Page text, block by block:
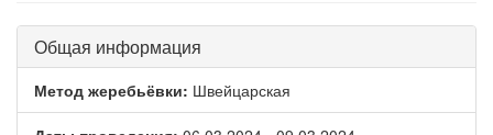
Общая информация
Метод жеребьёвки: Швейцарская